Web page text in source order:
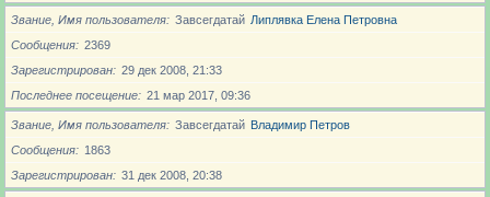
Звание, Имя пользователя Завсегдатай Липлявка Елена Петровна
Сообщения
2369
Зарегистрирован
29 дек 2008, 21:33
Последнее посещение
21 мар 2017, 09:36
Звание, Имя пользователя Завсегдатай Владимир Петров
Сообщения
1863
Зарегистрирован
31 дек 2008, 20:38